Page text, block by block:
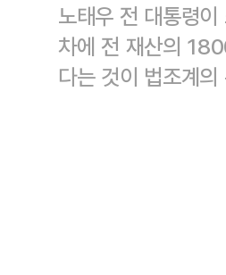
노태우 전 대통령
차에 전 재산의
다는 것이 법조계